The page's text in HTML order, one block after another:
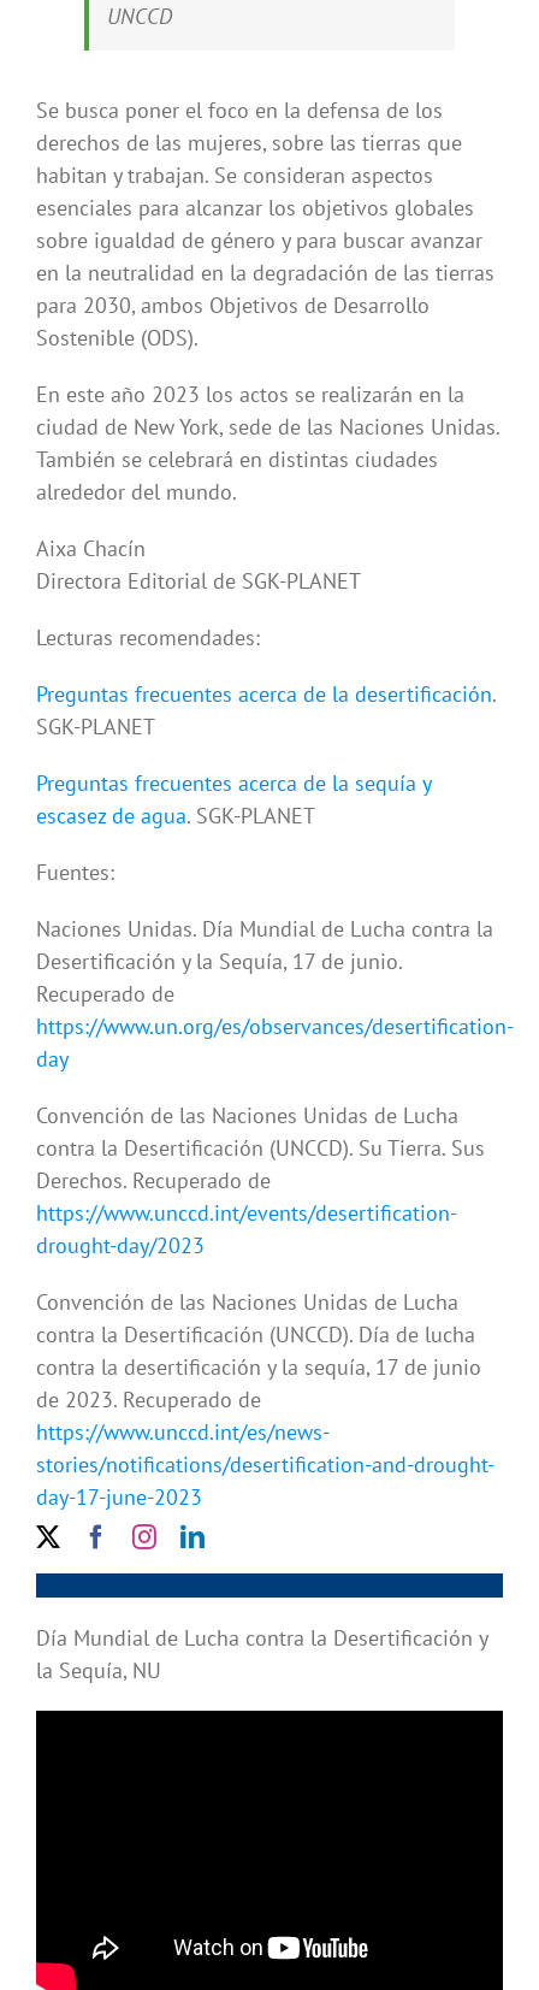
UNCCD
Se busca poner el foco en la defensa de los
derechos de las mujeres, sobre las tierras que
habitan y trabajan. Se consideran aspectos
esenciales para alcanzar los objetivos globales
sobre igualdad de género y para buscar avanzar
en la neutralidad en la degradación de las tierras
para 2030, ambos Objetivos de Desarrollo
Sostenible (ODS).
En este año 2023 los actos se realizarán en la
ciudad de New York, sede de las Naciones Unidas.
También se celebrará en distintas ciudades
alrededor del mundo.
Aixa Chacín
Directora Editorial de SGK-PLANET
Lecturas recomendades:
Preguntas frecuentes acerca de la desertificación.
SGK-PLANET
Preguntas frecuentes acerca de la sequía y
escasez de agua. SGK-PLANET
Fuentes:
Naciones Unidas. Día Mundial de Lucha contra la
Desertificación y la Sequía, 17 de junio.
Recuperado de
https://www.un.org/es/observances/desertification-
day
Convención de las Naciones Unidas de Lucha
contra la Desertificación (UNCCD). Su Tierra. Sus
Derechos. Recuperado de
https://www.unccd.int/events/desertification-
drought-day/2023
Convención de las Naciones Unidas de Lucha
contra la Desertificación (UNCCD). Día de lucha
contra la desertificación y la sequía, 17 de junio
de 2023. Recuperado de
https://www.unccd.int/es/news-
stories/notifications/desertification-and-drought-
day-17-june-2023
Día Mundial de Lucha contra la Desertificación y
la Sequía, NU